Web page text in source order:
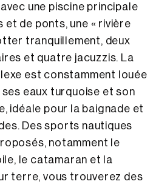
une piscine principale
de ponts, une « rivière
tranquillement, deux
et quatre jacuzzis. La
est constamment louée
eaux turquoise et son
idéale pour la baignade et
Des sports nautiques
notamment le
le catamaran et la
terre, vous trouverez des